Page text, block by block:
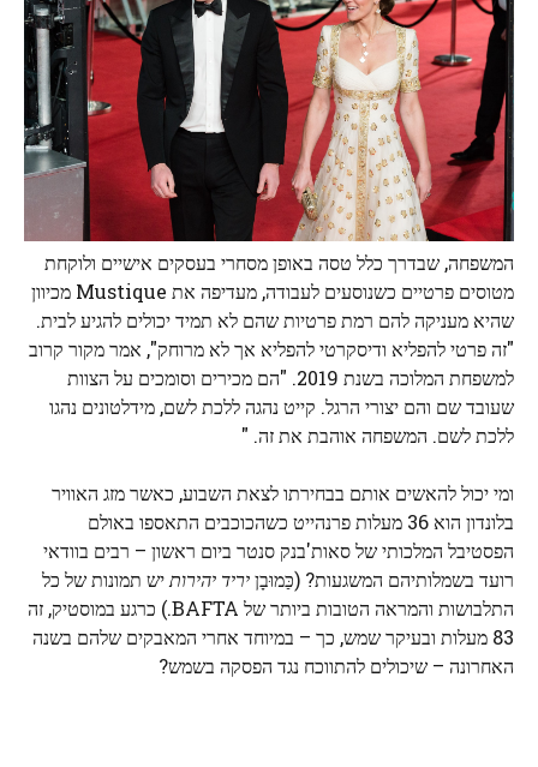
המשפחה, שבדרך כלל טסה באופן מסחרי בעסקים אישיים ולוקחת
מטוסים פרטיים כשנוסעים לעבודה, מעדיפה את Mustique מכיוון
שהיא מעניקה להם רמת פרטיות שהם לא תמיד יכולים להגיע לבית.
"זה פרטי להפליא ודיסקרטי להפליא אך לא מרוחק", אמר מקור קרוב
למשפחת המלוכה בשנת 2019. "הם מכירים וסומכים על הצוות
שעובד שם והם יצורי הרגל. קייט נהגה ללכת לשם, מידלטונים נהגו
ללכת לשם. המשפחה אוהבת את זה. "
ומי יכול להאשים אותם בבחירתו לצאת השבוע, כאשר מזג האוויר
בלונדון הוא 36 מעלות פרנהייט כשהכוכבים התאספו באולם
הפסטיבל המלכותי של סאות'בנק סנטר ביום ראשון – רבים בוודאי
רועד בשמלותיהם המשגעות? (כַּמוּבָןיריד יהירותיש תמונות של כל
התלבושות והמראה הטובות ביותר של BAFTA.) כרגע במוסטיק, זה
83 מעלות ובעיקר שמש, כך – במיוחד אחרי המאבקים שלהם בשנה
האחרונה – שיכולים להתווכח נגד הפסקה בשמש?